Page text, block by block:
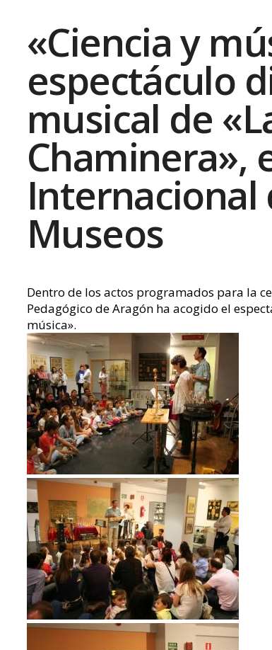
«Ciencia y
espectáculo
musical de
Chaminera»,
Internacional
Museos
Dentro de los actos programados para la
Pedagógico de Aragón ha acogido el
música».